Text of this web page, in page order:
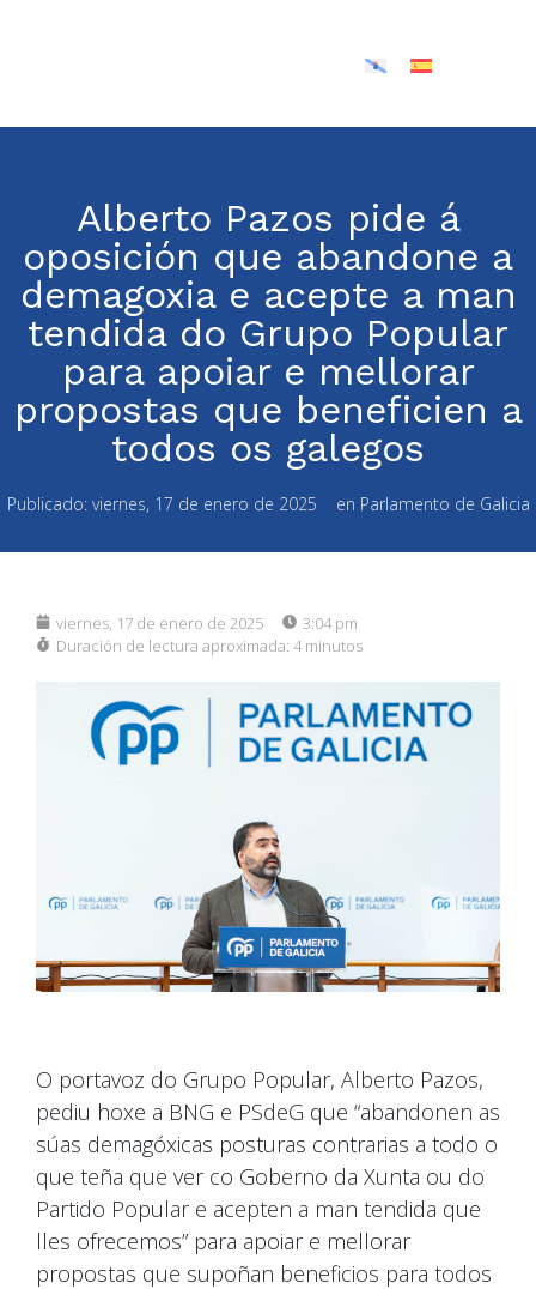
Alberto Pazos pide á
oposición que abandone a
demagoxia e acepte a man
tendida do Grupo Popular
para apoiar e mellorar
propostas que beneficien a
todos os galegos
Publicado: viernes, 17 de enero de 2025 en Parlamento de Galicia
viernes, 17 de enero de 2025
3:04 pm
Duración de lectura aproximada: 4 minutos
O portavoz do Grupo Popular, Alberto Pazos,
pediu hoxe a BNG e PSdeG que “abandonen as
súas demagóxicas posturas contrarias a todo o
que teña que ver co Goberno da Xunta ou do
Partido Popular e acepten a man tendida que
lles ofrecemos” para apoiar e mellorar
propostas que supoñan beneficios para todos